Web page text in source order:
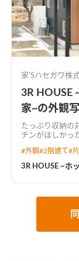
家’Sハセガワ株
3R HOUSE
家~の外観
たっぷり収納の
チンがほしかっ
上がりになりましたね。 一日の疲れを明
た空間にこだわ
#外観#2階建て #
3R HOUSE ~ホ